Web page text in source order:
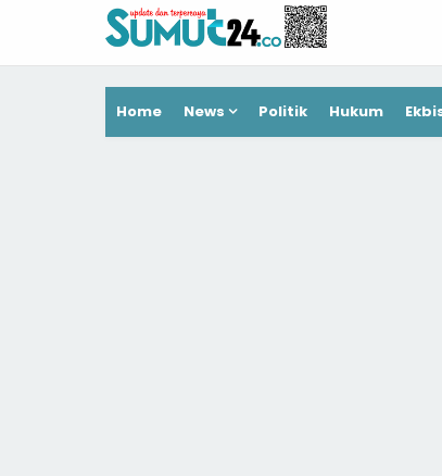
Home News Politik Hukum